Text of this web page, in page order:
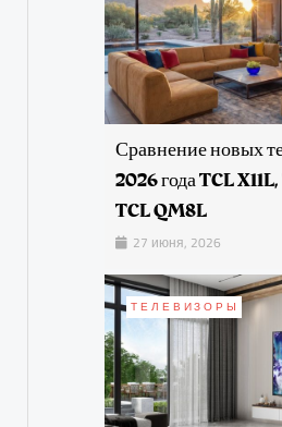
Сравнение новых
2026 года TCL
TCL QM8L
27 июня, 2026
ТЕЛЕВИЗОРЫ